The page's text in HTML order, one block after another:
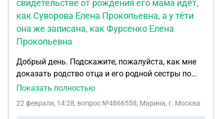
свидетельстве от рождения его мама идёт,
как Суворова Елена Прокопьевна, а у тёти
она же записана, как Фурсенко Елена
Прокопьевна
Добрый день. Подскажите, пожалуйста, как мне
доказать родство отца и его родной сестры по
матери. Вот такая ситуация. Умерла моя родная
Её муж умер ранее и детей нет. Мой папа, её брат
Показать полностью
22 февраля, 14:28, вопрос №4866558, Марина, г. Москва